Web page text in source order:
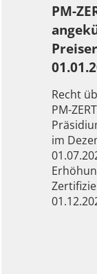
PM-
Recht
PM-
im